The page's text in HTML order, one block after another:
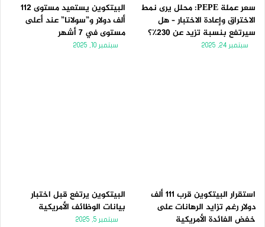
سعر عملة PEPE: محلل يرى نمط
الاختراق وإعادة الاختبار – هل
سيرتفع بنسبة تزيد عن 230٪؟
سبتمبر 24, 2025
البيتكوين يستعيد مستوى 112
ألف دولار و”سولانا” عند أعلى
مستوى في 7 أشهر
سبتمبر 10, 2025
استقرار البيتكوين قرب 111 ألف
دولار رغم تزايد الرهانات على
خفض الفائدة الأمريكية
البيتكوين يرتفع قبل اختبار
بيانات الوظائف الأمريكية
سبتمبر 5, 2025